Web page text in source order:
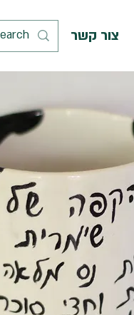
צור קשר